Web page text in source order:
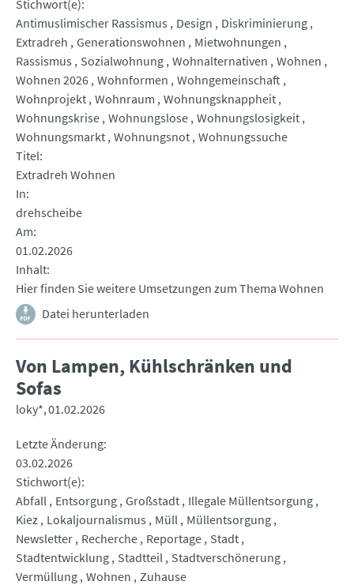
Stichwort(e)
Antimuslimischer Rassismus
Design
Diskriminierung
Extradreh Generationswohnen
Mietwohnungen
Rassismus
Sozialwohnung Wohnalternativen Wohnen
Wohnen 2026 Wohnformen Wohngemeinschaft
Wohnprojekt Wohnraum Wohnungsknappheit
Wohnungskrise Wohnungslose Wohnungslosigkeit
Wohnungsmarkt Wohnungsnot Wohnungssuche
Titel
Extradreh Wohnen
In
drehscheibe
Am
01.02.2026
Inhalt
Hier finden Sie weitere Umsetzungen zum Thema Wohnen
Datei herunterladen
Von Lampen, Kühlschränken und
Sofas
loky* 01.02.2026
Letzte Änderung
03.02.2026
Stichwort(e)
Abfall Entsorgung Großstadt Illegale Müllentsorgung
Kiez Lokaljournalismus Müll Müllentsorgung
Newsletter Recherche Reportage Stadt
Stadtentwicklung Stadtteil Stadtverschönerung
Vermüllung Wohnen Zuhause